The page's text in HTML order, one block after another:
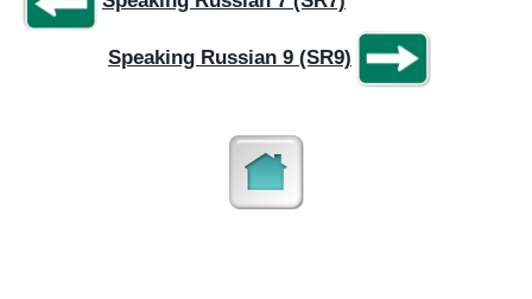
Speaking Russian 9 (SR9)